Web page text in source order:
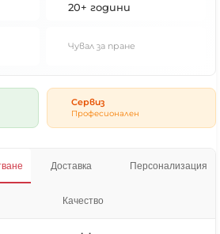
20+ години
Чувал за пране
Сервиз
Професионален
Доставка Персонализация
Качество